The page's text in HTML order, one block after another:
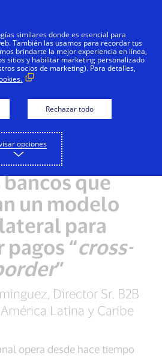
competitiva
que
un modelo
para
pagos “cross-
”
Director Sr. B2B
Latina y Caribe
opera desde hace tiempo
similares donde es esencial para
También las usamos para recordar tus
brindarte la mejor experiencia en línea,
sitios y habilitar marketing personalizado
socios de marketing). Para detalles,
Rechazar todo
opciones